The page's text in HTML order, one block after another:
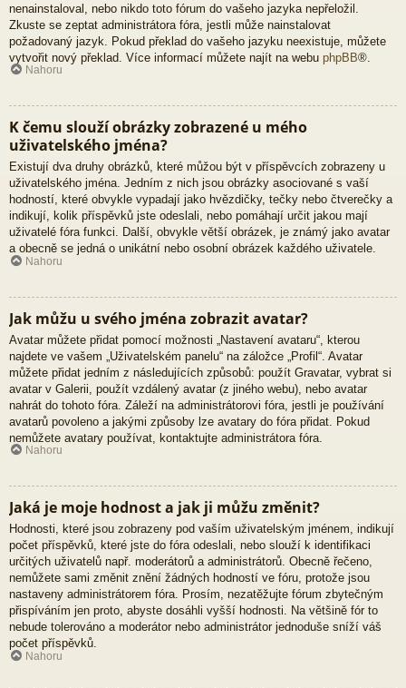
nenainstaloval, nebo nikdo toto fórum do vašeho jazyka nepřeložil.
Zkuste se zeptat administrátora fóra, jestli může nainstalovat
požadovaný jazyk. Pokud překlad do vašeho jazyku neexistuje, můžete
vytvořit nový překlad. Více informací můžete najít na webu phpBB®.
Nahoru
K čemu slouží obrázky zobrazené u mého
uživatelského jména?
Existují dva druhy obrázků, které můžou být v příspěvcích zobrazeny u
uživatelského jména. Jedním z nich jsou obrázky asociované s vaší
hodností, které obvykle vypadají jako hvězdičky, tečky nebo čtverečky a
indikují, kolik příspěvků jste odeslali, nebo pomáhají určit jakou mají
uživatelé fóra funkci. Další, obvykle větší obrázek, je známý jako avatar
a obecně se jedná o unikátní nebo osobní obrázek každého uživatele.
Nahoru
Jak můžu u svého jména zobrazit avatar?
Avatar můžete přidat pomocí možnosti „Nastavení avataru“, kterou
najdete ve vašem „Uživatelském panelu“ na záložce „Profil“. Avatar
můžete přidat jedním z následujících způsobů: použít Gravatar, vybrat si
avatar v Galerii, použít vzdálený avatar (z jiného webu), nebo avatar
nahrát do tohoto fóra. Záleží na administrátorovi fóra, jestli je používání
avatarů povoleno a jakými způsoby lze avatary do fóra přidat. Pokud
nemůžete avatary používat, kontaktujte administrátora fóra.
Nahoru
Jaká je moje hodnost a jak ji můžu změnit?
Hodnosti, které jsou zobrazeny pod vaším uživatelským jménem, indikují
počet příspěvků, které jste do fóra odeslali, nebo slouží k identifikaci
určitých uživatelů např. moderátorů a administrátorů. Obecně řečeno,
nemůžete sami změnit znění žádných hodností ve fóru, protože jsou
nastaveny administrátorem fóra. Prosím, nezatěžujte fórum zbytečným
přispíváním jen proto, abyste dosáhli vyšší hodnosti. Na většině fór to
nebude tolerováno a moderátor nebo administrátor jednoduše sníží váš
počet příspěvků.
Nahoru